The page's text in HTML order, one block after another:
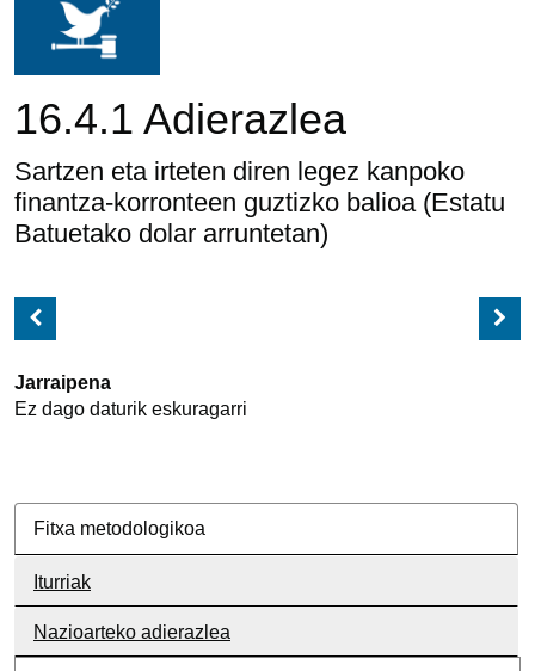
16.4.1 Adierazlea
Sartzen eta irteten diren legez kanpoko
finantza-korronteen guztizko balioa (Estatu
Batuetako dolar arruntetan)
Jarraipena
Ez dago daturik eskuragarri
Fitxa metodologikoa
Iturriak
Nazioarteko adierazlea